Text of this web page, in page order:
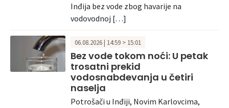
Inđija bez vode zbog havarije na
vodovodnoj […]
06.08.2026 | 14:59 > 15:01
Bez vode tokom noći: U petak
trosatni prekid
vodosnabdevanja u četiri
naselja
Potrošači u Inđiji, Novim Karlovcima,